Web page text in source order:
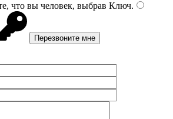
что вы человек, выбрав Ключ.